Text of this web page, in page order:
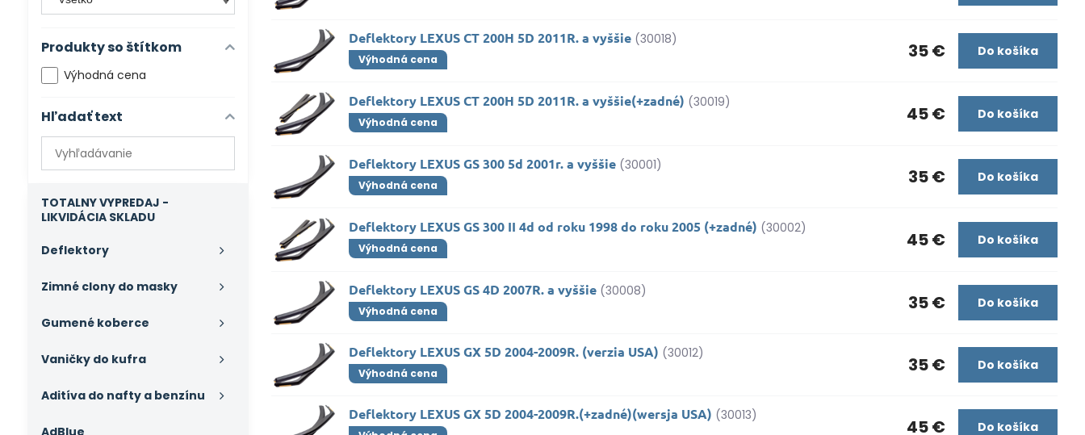
Deflektory LEXUS CT 200H 5D 2011R. a vyššie (30018)
Výhodná cena 35 € Do košíka
Deflektory LEXUS CT 200H 5D 2011R. a vyššie(+zadné) (30019)
Výhodná cena 45 € Do košíka
Deflektory LEXUS GS 300 5d 2001r. a vyššie (30001)
Výhodná cena 35 € Do košíka
Deflektory LEXUS GS 300 II 4d od roku 1998 do roku 2005 (+zadné) (30002)
Výhodná cena 45 € Do košíka
Deflektory LEXUS GS 4D 2007R. a vyššie (30008)
Výhodná cena 35 € Do košíka
Deflektory LEXUS GX 5D 2004-2009R. (verzia USA) (30012)
Výhodná cena 35 € Do košíka
Deflektory LEXUS GX 5D 2004-2009R.(+zadné)(wersja USA) (30013)
45 € Do košíka
Produkty so štítkom
Výhodná cena
Hľadať text
Prehľadať
výsledky
fulltextom
TOTALNY VYPREDAJ -
LIKVIDÁCIA SKLADU
Deflektory
Zimné clony do masky
Gumené koberce
Vaničky do kufra
Aditíva do nafty a benzínu
AdBlue